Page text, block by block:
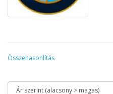
Összehasonlítás